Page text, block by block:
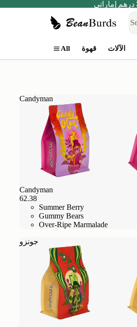
All قهوة الآلات
Candyman
Candyman
62.38
Summer Berry
Gummy Bears
Over-Ripe Marmalade
جونزو